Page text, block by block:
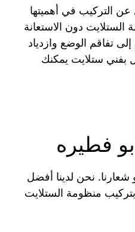
عن التركيب في أهميتها
دون الاستعانة
تفاقم الوضع وازدياد
بفني ستلايت يمكنك
فطيره
شعارنا. نحن لدينا أفضل
منظومة الستلايت